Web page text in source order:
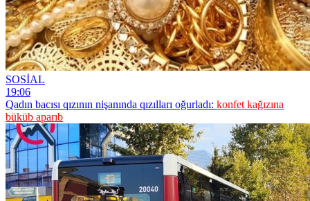
SOSİAL
19:06
Qadın bacısı qızının nişanında qızılları oğurladı: konfet kağızına
büküb aparıb